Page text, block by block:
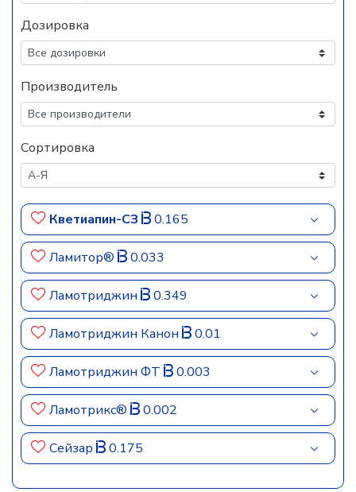
Дозировка
Производитель
Сортировка
Кветиапин-СЗ 0.165
Ламитор® 0.033
Ламотриджин 0.349
Ламотриджин Канон 0.01
Ламотриджин ФТ 0.003
Ламотрикс® 0.002
Сейзар 0.175